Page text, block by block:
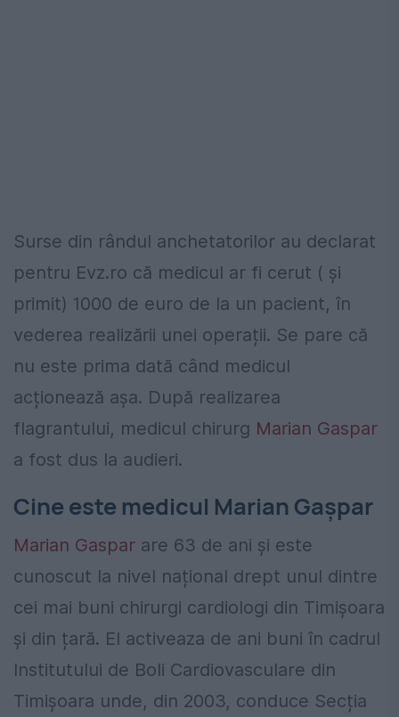
Surse din rândul anchetatorilor au declarat
pentru Evz.ro că medicul ar fi cerut ( și
primit) 1000 de euro de la un pacient, în
vederea realizării unei operații. Se pare că
nu este prima dată când medicul
acționează așa. După realizarea
flagrantului, medicul chirurg Marian Gaspar
a fost dus la audieri.
Cine este medicul Marian Gașpar
Marian Gaspar are 63 de ani și este
cunoscut la nivel național drept unul dintre
cei mai buni chirurgi cardiologi din Timișoara
și din țară. El activeaza de ani buni în cadrul
Institutului de Boli Cardiovasculare din
Timișoara unde, din 2003, conduce Secția